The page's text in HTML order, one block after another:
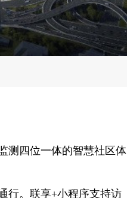
测四位一体的智慧社区体
行。联享+小程序支持访